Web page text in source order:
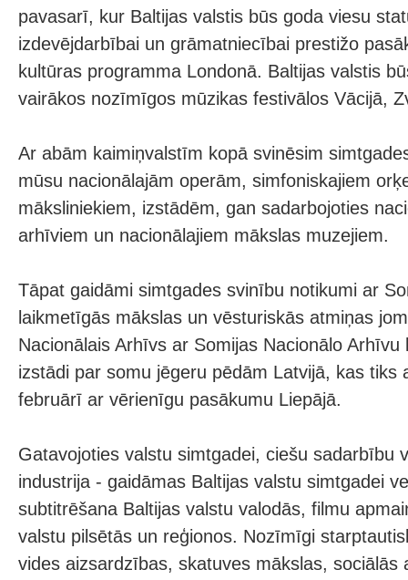
pavasarī, kur Baltijas valstis būs goda viesu
izdevējdarbībai un grāmatniecībai prestižo
kultūras programma Londonā. Baltijas valstis
vairākos nozīmīgos mūzikas festivālos Vācijā,
Ar abām kaimiņvalstīm kopā svinēsim
mūsu nacionālajām operām, simfoniskajiem
māksliniekiem, izstādēm, gan sadarbojoties
arhīviem un nacionālajiem mākslas muzejiem.
Tāpat gaidāmi simtgades svinību notikumi ar
laikmetīgās mākslas un vēsturiskās atmiņas
Nacionālais Arhīvs ar Somijas Nacionālo
izstādi par somu jēgeru pēdām Latvijā, kas tiks
februārī ar vērienīgu pasākumu Liepājā.
Gatavojoties valstu simtgadei, ciešu sadarbību
industrija - gaidāmas Baltijas valstu simtgadei
subtitrēšana Baltijas valstu valodās, filmu
valstu pilsētās un reģionos. Nozīmīgi
vides aizsardzības, skatuves mākslas, sociālās